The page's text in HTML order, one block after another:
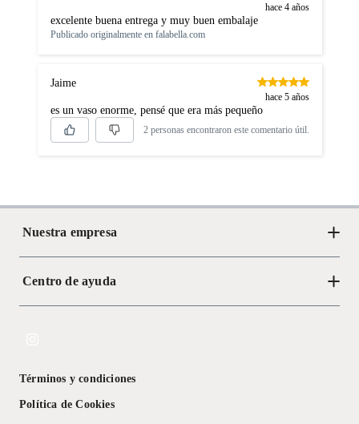
hace 4 años
excelente buena entrega y muy buen embalaje
Publicado originalmente en falabella.com
Jaime
hace 5 años
es un vaso enorme, pensé que era más pequeño
2 personas encontraron este comentario útil.
Nuestra empresa
Acerca de Crate
Centro de ayuda
Textos Legales
Términos y condiciones
Política de Cookies